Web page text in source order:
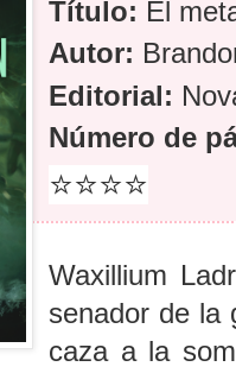
Título: El
Autor:
Editorial:
Número de
⭐⭐⭐⭐
Waxillium
senador de la
caza a la